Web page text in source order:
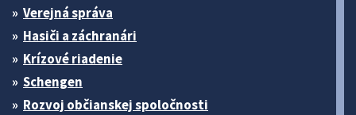
Verejná správa
Hasiči a záchranári
Krízové riadenie
Schengen
Rozvoj občianskej spoločnosti